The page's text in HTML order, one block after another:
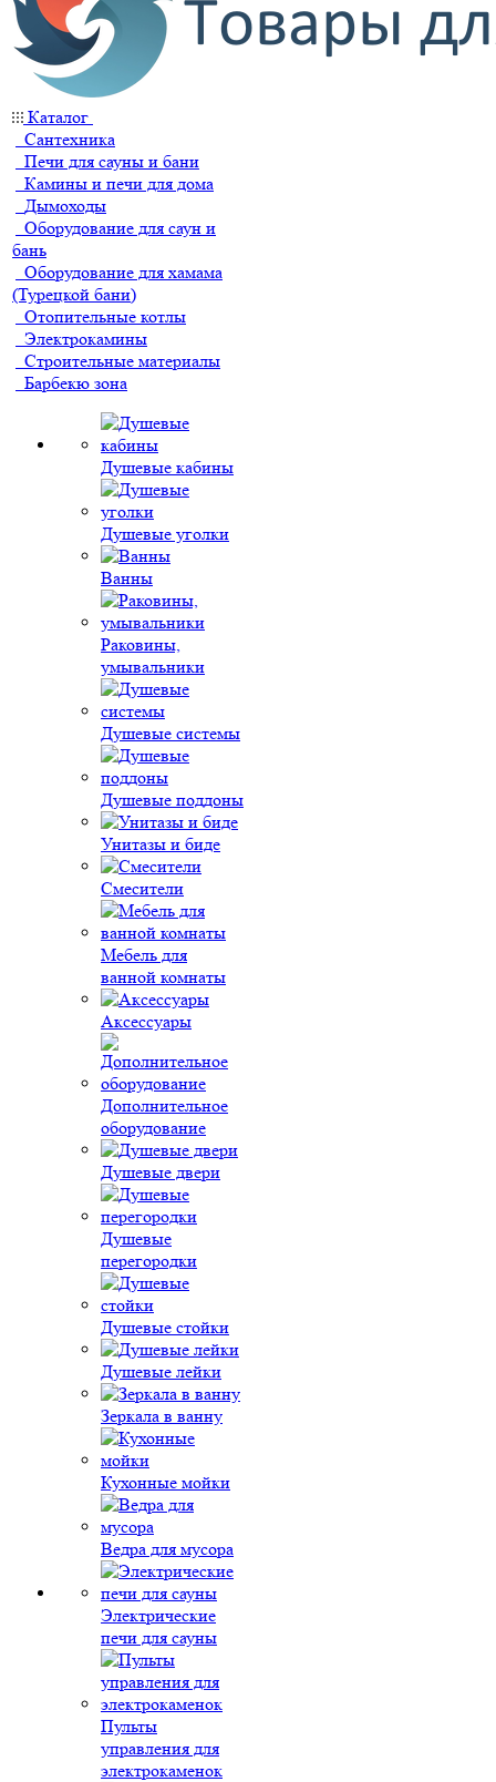
Каталог
Сантехника
Печи для сауны и бани
Камины и печи для дома
Дымоходы
Оборудование для саун и
бань
Оборудование для хамама
(Турецкой бани)
Отопительные котлы
Электрокамины
Строительные материалы
Барбекю зона
Душевые кабины
Душевые уголки
Ванны
Раковины,
умывальники
Душевые системы
Душевые поддоны
Унитазы и биде
Смесители
Мебель для
ванной комнаты
Аксессуары
Дополнительное
оборудование
Душевые двери
Душевые
перегородки
Душевые стойки
Душевые лейки
Зеркала в ванну
Кухонные мойки
Ведра для мусора
Электрические
печи для сауны
Пульты
управления для
электрокаменок